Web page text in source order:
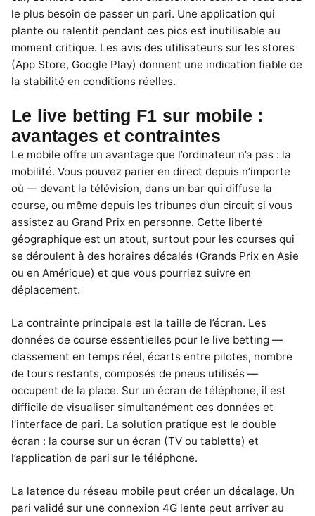
le plus besoin de passer un pari. Une application qui
plante ou ralentit pendant ces pics est inutilisable au
moment critique. Les avis des utilisateurs sur les stores
(App Store, Google Play) donnent une indication fiable de
la stabilité en conditions réelles.
Le live betting F1 sur mobile :
avantages et contraintes
Le mobile offre un avantage que l’ordinateur n’a pas : la
mobilité. Vous pouvez parier en direct depuis n’importe
où — devant la télévision, dans un bar qui diffuse la
course, ou même depuis les tribunes d’un circuit si vous
assistez au Grand Prix en personne. Cette liberté
géographique est un atout, surtout pour les courses qui
se déroulent à des horaires décalés (Grands Prix en Asie
ou en Amérique) et que vous pourriez suivre en
déplacement.
La contrainte principale est la taille de l’écran. Les
données de course essentielles pour le live betting —
classement en temps réel, écarts entre pilotes, nombre
de tours restants, composés de pneus utilisés —
occupent de la place. Sur un écran de téléphone, il est
difficile de visualiser simultanément ces données et
l’interface de pari. La solution pratique est le double
écran : la course sur un écran (TV ou tablette) et
l’application de pari sur le téléphone.
La latence du réseau mobile peut créer un décalage. Un
pari validé sur une connexion 4G lente peut arriver au